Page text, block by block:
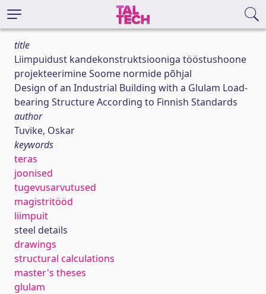
title
Liimpuidust kandekonstruktsiooniga tööstushoone
projekteerimine Soome normide põhjal
Design of an Industrial Building with a Glulam Load-
bearing Structure According to Finnish Standards
author
Tuvike, Oskar
keywords
teras
joonised
tugevusarvutused
magistritööd
liimpuit
steel details
drawings
structural calculations
master's theses
glulam